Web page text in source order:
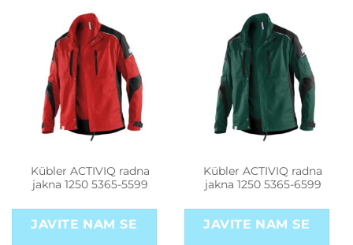
Kübler ACTIVIQ radna
jakna 1250 5365-5599
JAVITE NAM SE
Kübler ACTIVIQ radna
jakna 1250 5365-6599
JAVITE NAM SE